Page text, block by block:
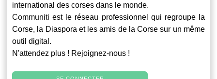
international des corses dans le monde.
Communiti est le réseau professionnel qui regroupe la
Corse, la Diaspora et les amis de la Corse sur un même
outil digital.
N'attendez plus ! Rejoignez-nous !